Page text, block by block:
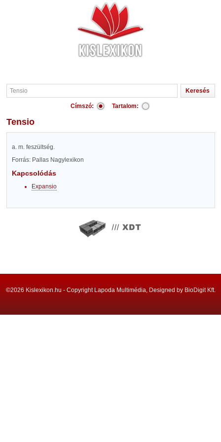
Címszó: Tartalom:
Tensio
a. m. feszültség.
Forrás: Pallas Nagylexikon
Kapcsolódás
Expansio
©2026 Kislexikon.hu - Copyright Lapoda Multimédia, Designed by BioDigit Kft.